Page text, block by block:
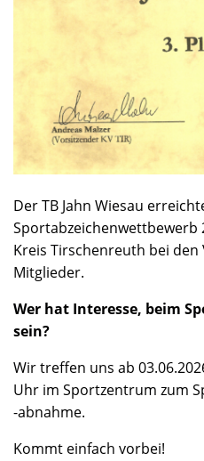
Der TB Jahn Wiesau
Sportabzeichenwettbewerb
Kreis Tirschenreuth bei
Mitglieder.
Wer hat Interesse, beim
sein?
Wir treffen uns ab
Uhr im Sportzentrum zum
-abnahme.
Kommt einfach vorbei!